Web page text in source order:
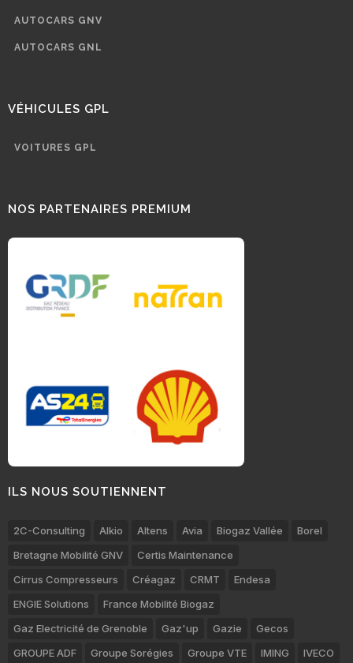
AUTOCARS GNV
AUTOCARS GNL
VÉHICULES GPL
VOITURES GPL
NOS PARTENAIRES PREMIUM
ILS NOUS SOUTIENNENT
2C-Consulting Alkio Altens Avia Biogaz Vallée
Borel
Bretagne Mobilité GNV
Certis Maintenance
Cirrus Compresseurs
Créagaz CRMT
Endesa
ENGIE Solutions
France Mobilité Biogaz
Gaz Electricité de Grenoble
Gaz'up Gazie
Gecos
GROUPE ADF
Groupe Sorégies Groupe VTE IMING IVECO